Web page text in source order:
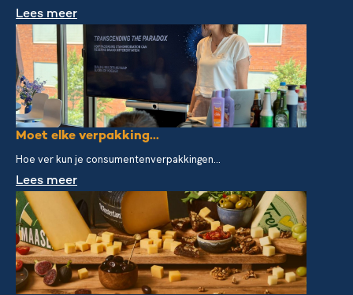
Lees meer
Moet elke verpakking...
Hoe ver kun je consumentenverpakkingen...
Lees meer